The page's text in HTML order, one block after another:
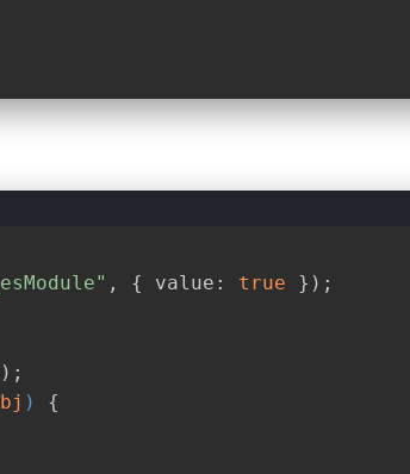
, { value : true });
) {